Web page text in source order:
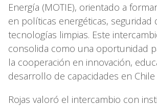
Energía (MOTIE), orientado a
en políticas energéticas, seguridad
tecnologías limpias. Este
consolida como una oportunidad
la cooperación en innovación,
desarrollo de capacidades en Chile
Rojas valoró el intercambio con